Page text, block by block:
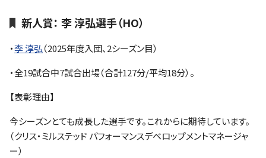
新人賞： 李 淳弘選手（HO）
・李 淳弘（2025年度入団、2シーズン目）
・全19試合中7試合出場（合計127分/平均18分）。
【表彰理由】
今シーズンとても成長した選手です。これからに期待しています。
（クリス・ミルステッド パフォーマンスデベロップメントマネージャ
ー）